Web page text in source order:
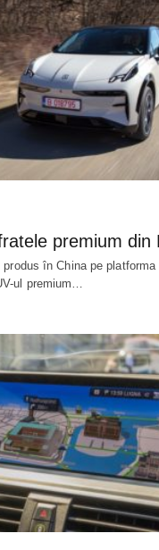
premium din
în China pe platforma
ul premium…